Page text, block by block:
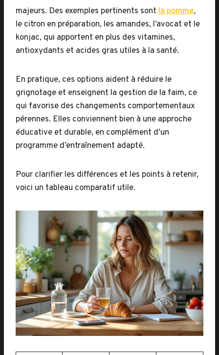
majeurs. Des exemples pertinents sont la pomme,
le citron en préparation, les amandes, l’avocat et le
konjac, qui apportent en plus des vitamines,
antioxydants et acides gras utiles à la santé.
En pratique, ces options aident à réduire le
grignotage et enseignent la gestion de la faim, ce
qui favorise des changements comportementaux
pérennes. Elles conviennent bien à une approche
éducative et durable, en complément d’un
programme d’entraînement adapté.
Pour clarifier les différences et les points à retenir,
voici un tableau comparatif utile.